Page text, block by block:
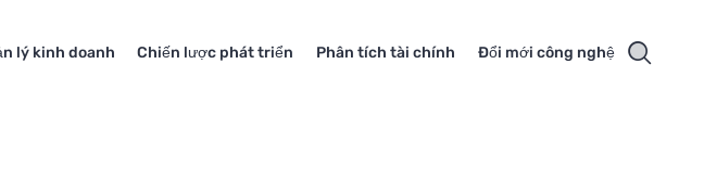
lý kinh doanh Chiến lược phát triển Phân tích tài chính Đổi mới công nghệ